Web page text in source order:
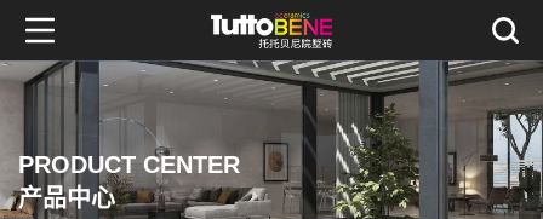
PRODUCT CENTER
产品中心